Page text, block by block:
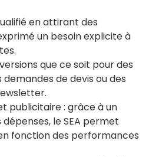
en attirant des
un besoin explicite à
que ce soit pour des
de devis ou des
publicitaire : grâce à un
le SEA permet
fonction des performances